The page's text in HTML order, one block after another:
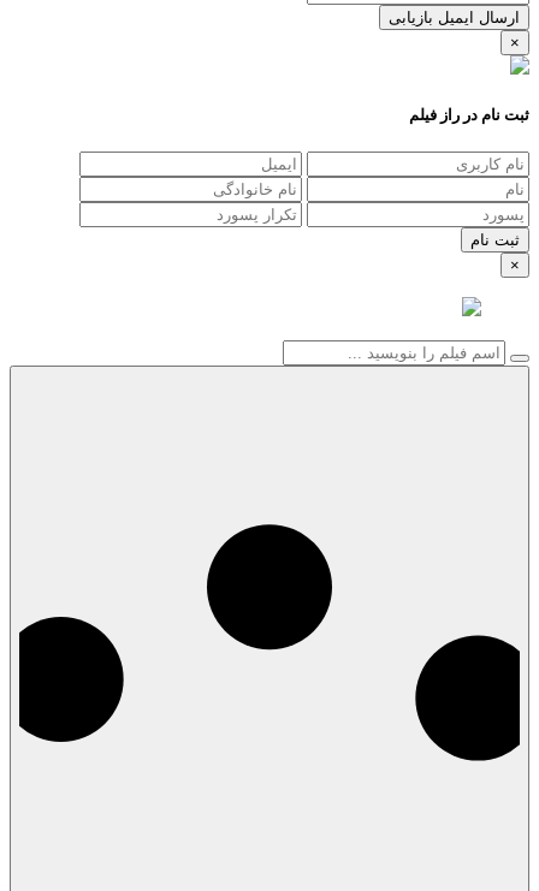
ارسال ایمیل بازیابی
×
ثبت نام در راز فیلم
×